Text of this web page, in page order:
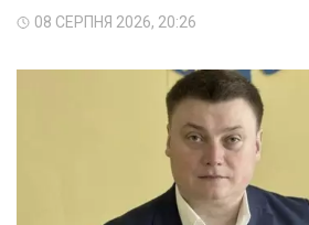
08 СЕРПНЯ 2026, 20:26